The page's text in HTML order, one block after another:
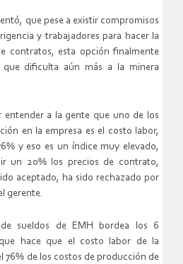
que pese a existir compromisos
y trabajadores para hacer la
contratos, esta opción finalmente
que dificulta aún más a la minera
entender a la gente que uno de los
en la empresa es el costo labor,
y eso es un índice muy elevado,
un 20% los precios de contrato,
aceptado, ha sido rechazado por
gerente.
sueldos de EMH bordea los 6
hace que el costo labor de la
76% de los costos de producción de